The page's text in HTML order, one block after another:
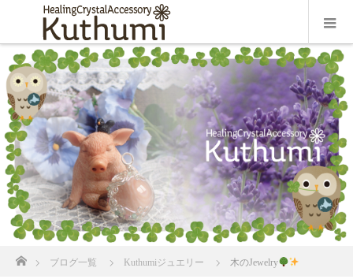
ブログ一覧 Kuthumiジュエリー 木のJewelry